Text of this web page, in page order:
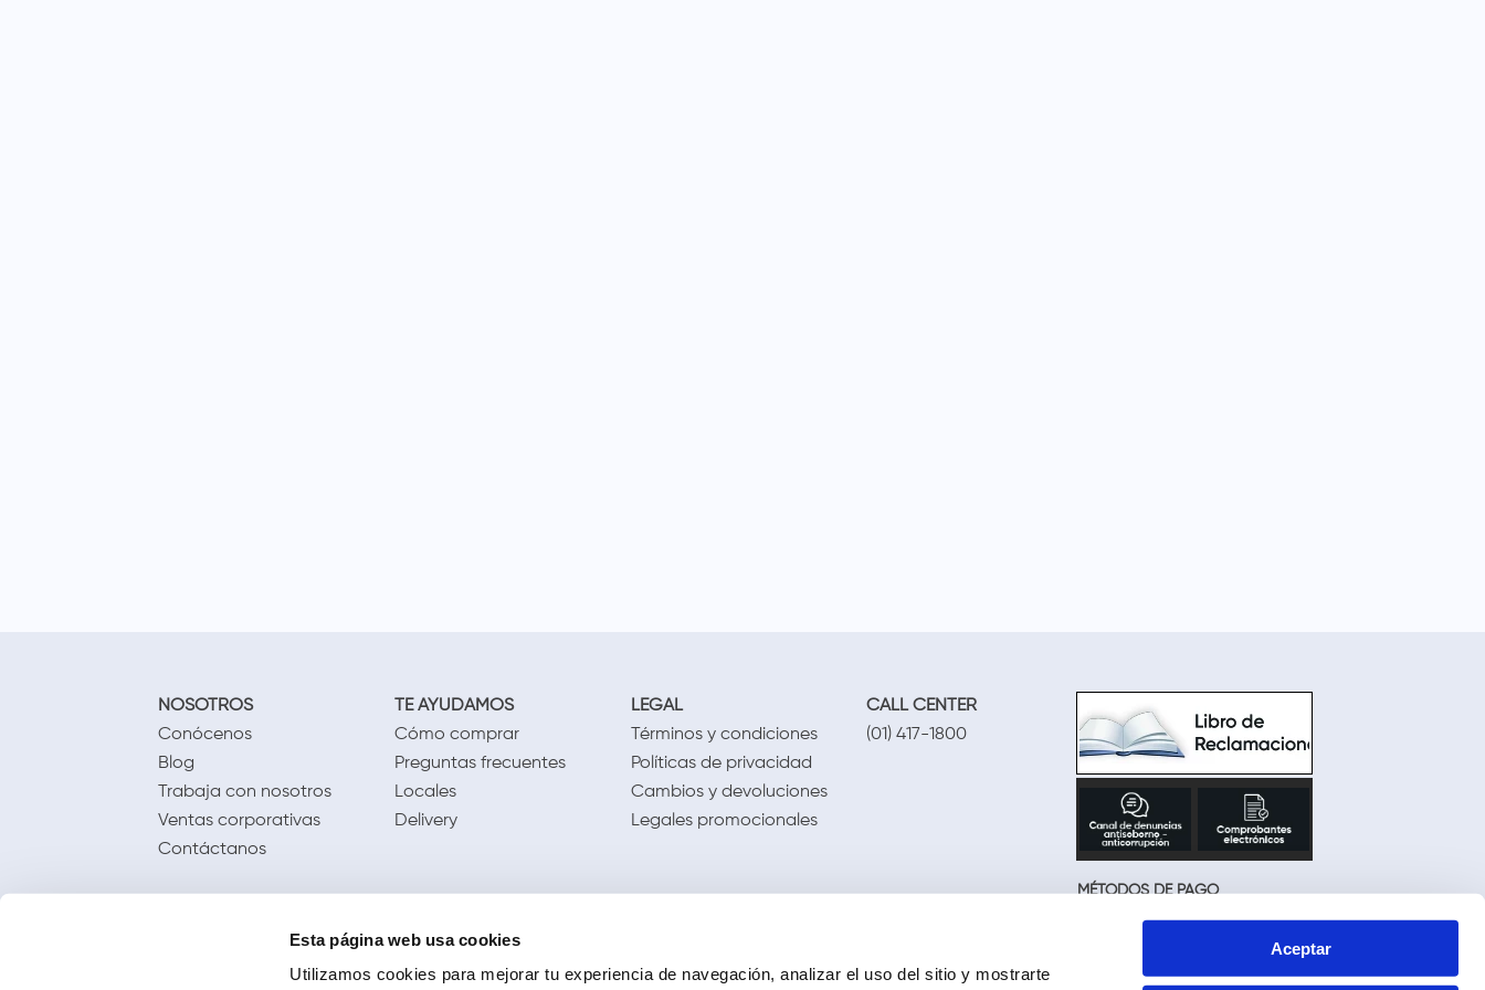
Esta página web usa cookies
Utilizamos cookies para mejorar tu experiencia de navegación, analizar el uso del sitio y mostrarte
Aceptar
NOSOTROS
Conócenos
Blog
Trabaja con nosotros
Ventas corporativas
Contáctanos
TE AYUDAMOS
Cómo comprar
Preguntas frecuentes
Locales
Delivery
LEGAL
Términos y condiciones
Políticas de privacidad
Cambios y devoluciones
Legales promocionales
CALL CENTER
(01) 417-1800
MÉTODOS DE PAGO